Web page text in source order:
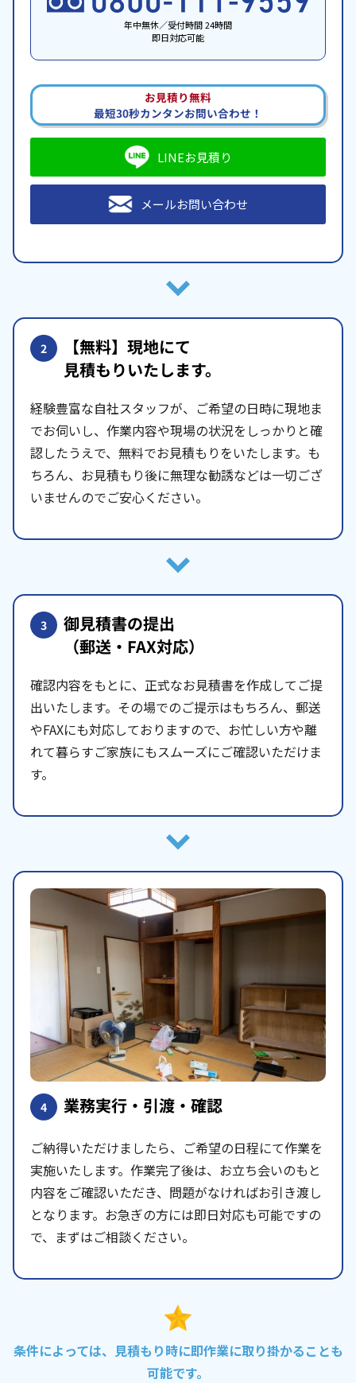
年中無休／受付時間 24時間
即日対応可能
お見積り無料
最短30秒カンタンお問い合わせ！
LINEお見積り
メールお問い合わせ
2 【無料】現地にて
見積もりいたします。
経験豊富な自社スタッフが、ご希望の日時に現地ま
でお伺いし、作業内容や現場の状況をしっかりと確
認したうえで、無料でお見積もりをいたします。も
ちろん、お見積もり後に無理な勧誘などは一切ござ
いませんのでご安心ください。
3 御見積書の提出
（郵送・FAX対応）
確認内容をもとに、正式なお見積書を作成してご提
出いたします。その場でのご提示はもちろん、郵送
やFAXにも対応しておりますので、お忙しい方や離
れて暮らすご家族にもスムーズにご確認いただけま
す。
4 業務実行・引渡・確認
ご納得いただけましたら、ご希望の日程にて作業を
実施いたします。作業完了後は、お立ち会いのもと
内容をご確認いただき、問題がなければお引き渡し
となります。お急ぎの方には即日対応も可能ですの
で、まずはご相談ください。
条件によっては、見積もり時に即作業に取り掛かることも
可能です。